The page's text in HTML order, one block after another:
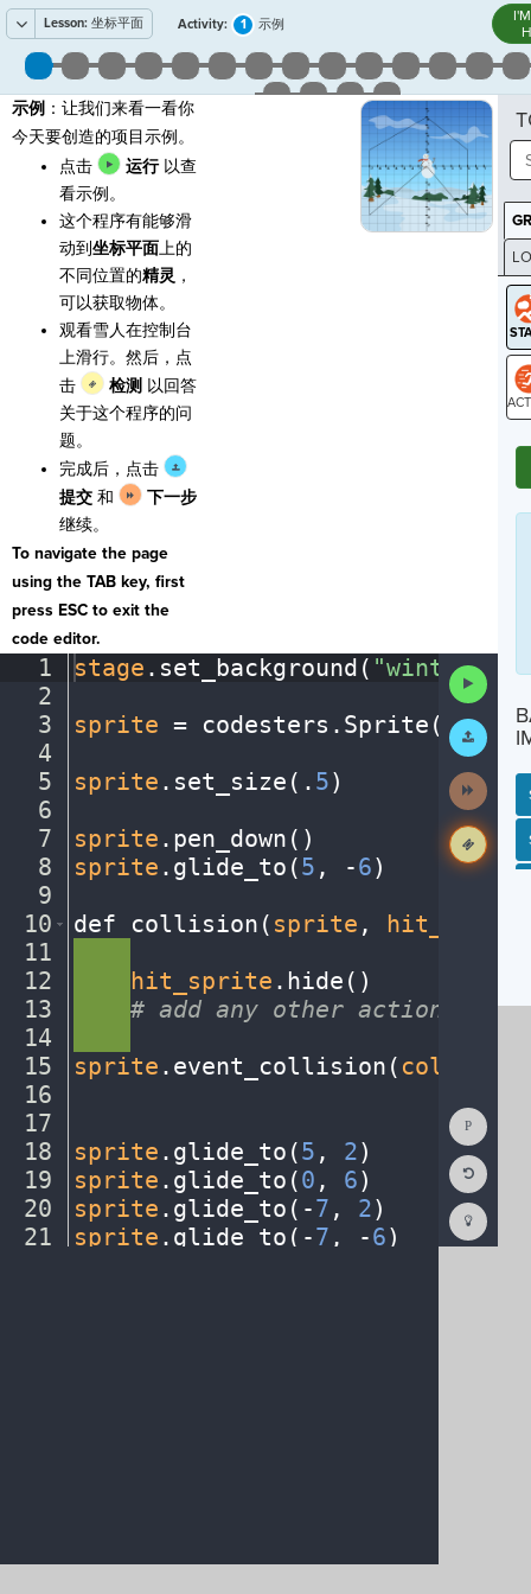
Lesson: 坐标平面 Activity: 1 示例
示例 ：让我们来看一看你
今天要创造的项目示例。
点击
运行以查
看示例。
这个程序有能够滑
动到坐标平面上的
不同位置的精灵 ，
可以获取物体。
观看雪人在控制台
上滑行。然后，点
击
检测 以回答
关于这个程序的问
题。
完成后，点击
提交 和
下一步
继续。
To navigate the page
using the TAB key, first
press ESC to exit the
code editor.
1
2
3
4
5
6
7
8
9
10
11
12
13
14
15
16
17
18
19
20
21
stage . set_background( "winter"
sprite = codesters . Sprite(
sprite . set_size( . 5)
sprite . pen_down()
sprite . glide_to(5 , -6)
def
collision( sprite , hit_sprite
hit_sprite . hide()
# add any other actions...¬
sprite . event_collision( collision
sprite . glide_to(5 , 2)
sprite . glide_to(0 , 6)
sprite . glide_to( -7 , 2)
sprite . glide_to( -7 , -6)
Code
Submit
Work
Activity
Code
How
To